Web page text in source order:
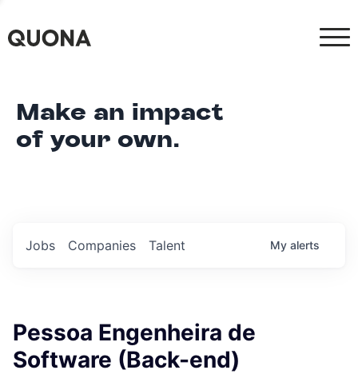
Make an impact
of your own.
Jobs Companies Talent My alerts
Pessoa Engenheira de
Software (Back-end)